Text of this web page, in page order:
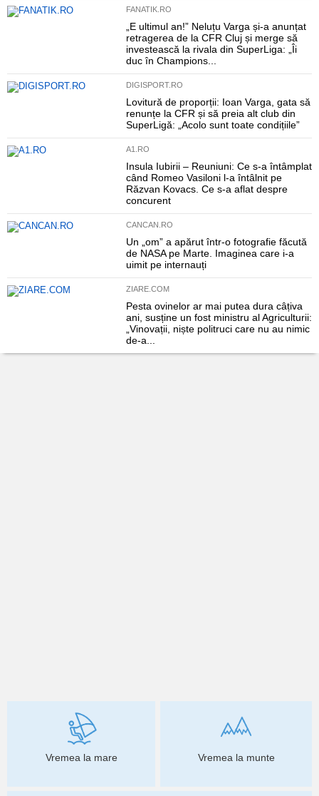
FANATIK.RO
„E ultimul an!” Neluțu Varga și-a anunțat
retragerea de la CFR Cluj și merge să
investească la rivala din SuperLiga: „Îi
duc în Champions...
DIGISPORT.RO
Lovitură de proporții: Ioan Varga, gata să
renunțe la CFR și să preia alt club din
SuperLigă: „Acolo sunt toate condițiile”
A1.RO
Insula Iubirii – Reuniuni: Ce s-a întâmplat
când Romeo Vasiloni l-a întâlnit pe
Răzvan Kovacs. Ce s-a aflat despre
concurent
CANCAN.RO
Un „om” a apărut într-o fotografie făcută
de NASA pe Marte. Imaginea care i-a
uimit pe internauți
ZIARE.COM
Pesta ovinelor ar mai putea dura câțiva
ani, susține un fost ministru al Agriculturii:
„Vinovații, niște politruci care nu au nimic
de-a...
Vremea la mare Vremea la munte